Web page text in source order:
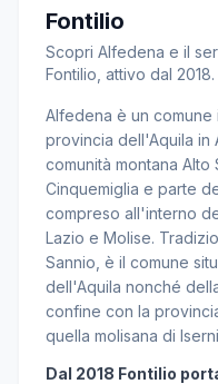
Fontilio
Scopri Alfedena e il
Fontilio, attivo dal 2018.
Alfedena è un comune
provincia dell'Aquila in
comunità montana
Cinquemiglia e parte
compreso all'interno
Lazio e Molise.
Sannio, è il comune
dell'Aquila nonché
confine con la
quella molisana di
Dal 2018 Fontilio